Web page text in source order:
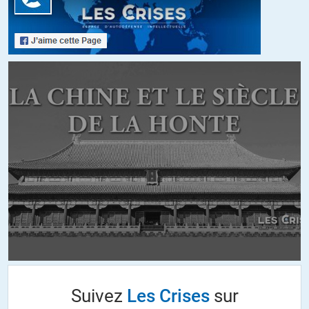
le pouvoir de création monétaire,et je me fiche de qui fait les lois ».
Même Raymond barre s’est fait acheter…
+5 ALERTER
Shock 06.07.2019 à 10h46
des exemples tellement ils foisonnent. De Cahuzac à Dettinger.
Je propose la relecture des « Animaux malades de la peste ».
+4
bhhell
La loi ne fait jamais que refléter le système de domination
puis le servage, et enfin le capitalisme se traduit par des normes
Suivez Les Crisessur